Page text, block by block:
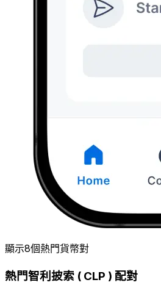
顯示8個熱門貨幣對
熱門智利披索 ( CLP ) 配對